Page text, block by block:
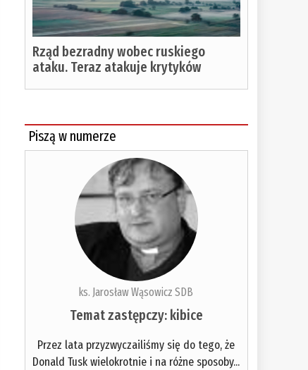
Rząd bezradny wobec ruskiego
ataku. Teraz atakuje krytyków
Piszą w numerze
ks. Jarosław Wąsowicz SDB
Temat zastępczy: kibice
Przez lata przyzwyczailiśmy się do tego, że
Donald Tusk wielokrotnie i na różne sposoby...